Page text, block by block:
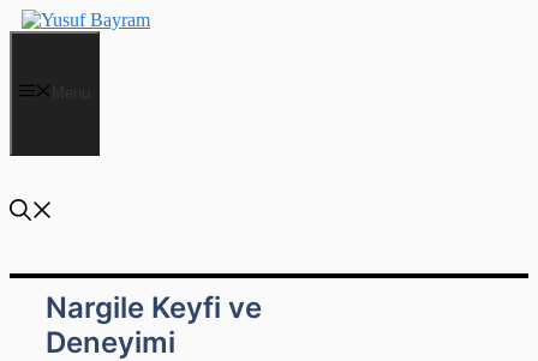
İçeriğe
atla
Menu
Nargile Keyfi ve
Deneyimi